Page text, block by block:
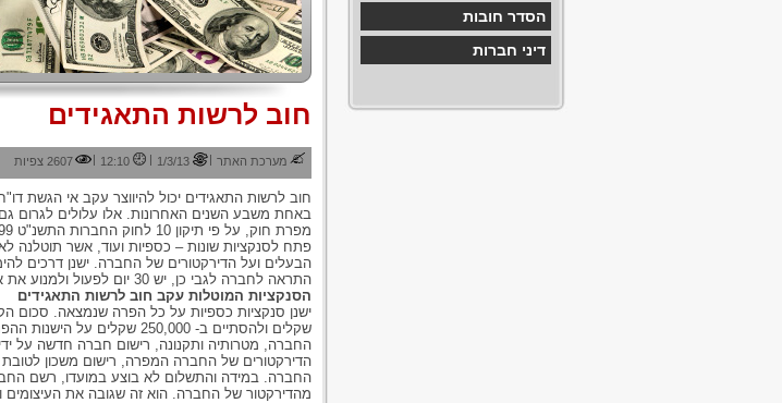
הסדר חובות
דיני חברות
חוב לרשות התאגידים
מערכת האתר |
1/3/13
|
12:10
| 2607 צפיות
חוב לרשות התאגידים יכול להיווצר עקב אי הגשת
באחת משבע השנים האחרונות. אלו עלולים לגרום
פתח לסנקציות שונות – כספיות ועוד, אשר
הבעלים ועל הדירקטורים של החברה. ישנן דרכים
התראה לחברה לגבי כן, יש 30 יום לפעול ולמנוע את אותן הסנקציות.
הסנקציות המוטלות עקב חוב לרשות התאגידים
שקלים ולהסתיים ב- 250,000 שקלים
החברה, מטרותיה ותקנונה, רישום חברה חדשה על
הדירקטורים של החברה המפרה, רישום משכון
החברה. במידה והתשלום לא בוצע במועדו, רשם
מהדירקטור של החברה. הוא זה שגובה את